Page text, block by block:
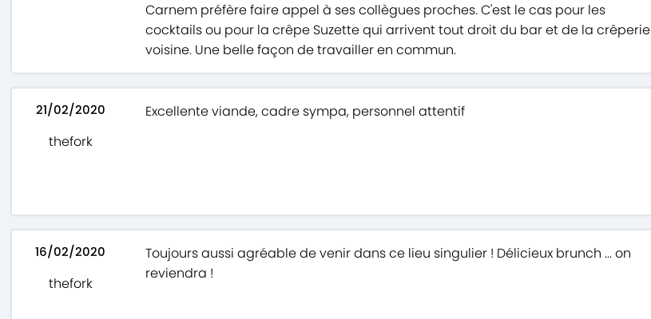
Carnem préfère faire appel à ses collègues proches. C'est le cas pour les
cocktails ou pour la crêpe Suzette qui arrivent tout droit du bar et de la crêperie
voisine. Une belle façon de travailler en commun.
21/02/2020
thefork
Excellente viande, cadre sympa, personnel attentif
16/02/2020
thefork
Toujours aussi agréable de venir dans ce lieu singulier ! Délicieux brunch ... on
reviendra !